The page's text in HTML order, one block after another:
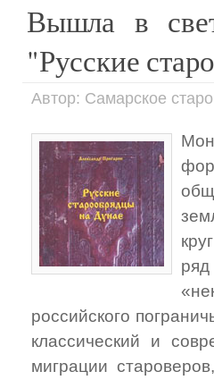
Вышла в
"Русские
Автор: Самарское
российского
классический и
миграции